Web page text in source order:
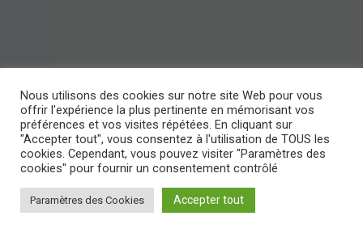
Nous utilisons des cookies sur notre site Web pour vous
offrir l'expérience la plus pertinente en mémorisant vos
préférences et vos visites répétées. En cliquant sur
"Accepter tout", vous consentez à l'utilisation de TOUS les
cookies. Cependant, vous pouvez visiter "Paramètres des
cookies" pour fournir un consentement contrôlé
Paramètres des Cookies Accepter tout